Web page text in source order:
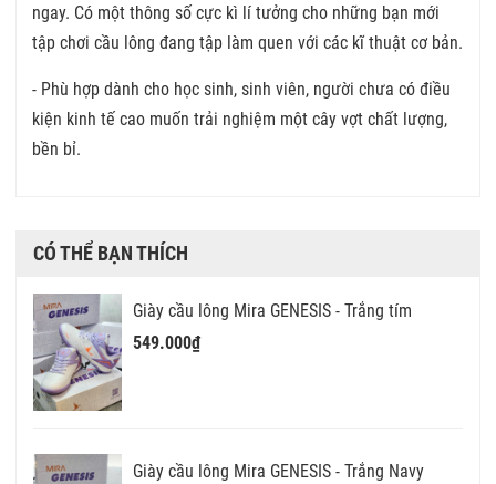
ngay. Có một thông số cực kì lí tưởng cho những bạn mới
tập chơi cầu lông đang tập làm quen với các kĩ thuật cơ bản.
- Phù hợp dành cho học sinh, sinh viên, người chưa có điều
kiện kinh tế cao muốn trải nghiệm một cây vợt chất lượng,
bền bỉ.
CÓ THỂ BẠN THÍCH
Giày cầu lông Mira GENESIS - Trắng tím
549.000₫
Giày cầu lông Mira GENESIS - Trắng Navy